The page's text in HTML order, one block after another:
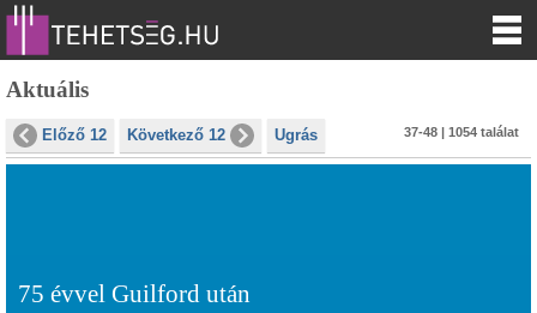
Aktuális
Előző 12 Következő 12 Ugrás 37-48 | 1054 találat
75 évvel Guilford után